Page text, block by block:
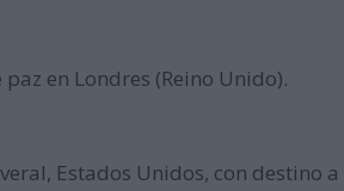
en Londres (Reino Unido).
Estados Unidos, con